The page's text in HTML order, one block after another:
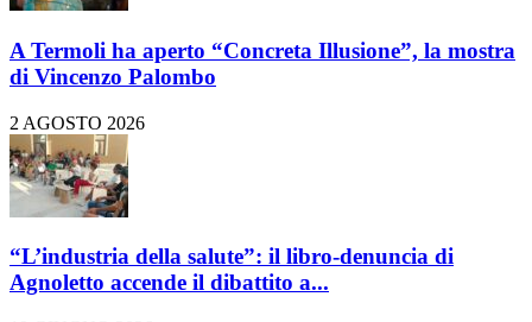
A Termoli ha aperto “Concreta Illusione”, la mostra
di Vincenzo Palombo
2 AGOSTO 2026
“L’industria della salute”: il libro-denuncia di
Agnoletto accende il dibattito a...